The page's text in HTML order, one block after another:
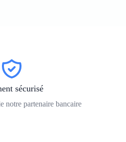
sécurisé
notre partenaire bancaire